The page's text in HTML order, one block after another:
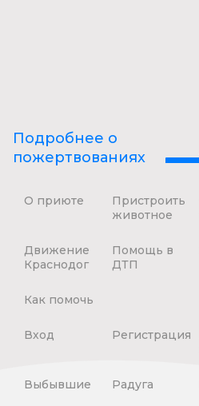
Подробнее о
пожертвованиях
О приюте
Пристроить
животное
Движение
Краснодог
Помощь в
ДТП
Как помочь
Вход Регистрация
Выбывшие Радуга